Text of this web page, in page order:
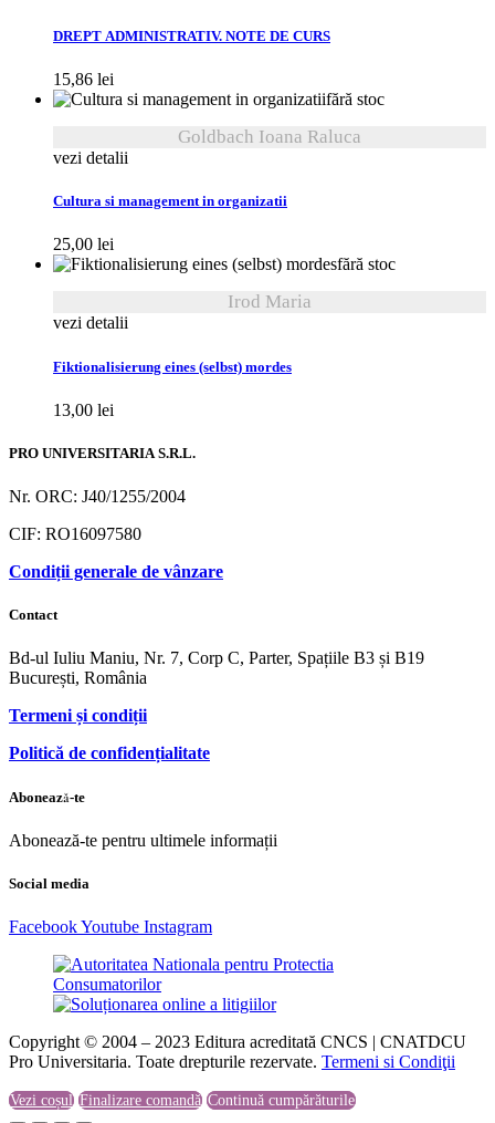
DREPT ADMINISTRATIV. NOTE DE CURS
15,86 lei
fără stoc
Goldbach Ioana Raluca
vezi detalii
Cultura si management in organizatii
25,00 lei
fără stoc
Irod Maria
vezi detalii
Fiktionalisierung eines (selbst) mordes
13,00 lei
PRO UNIVERSITARIA S.R.L.
Nr. ORC: J40/1255/2004
CIF: RO16097580
Condiții generale de vânzare
Contact
Bd-ul Iuliu Maniu, Nr. 7, Corp C, Parter, Spațiile B3 și B19
București, România
Termeni și condiții
Politică de confidențialitate
Abonează-te
Abonează-te pentru ultimele informații
Social media
FacebookYoutube Instagram
Copyright © 2004 – 2023 Editura acreditată CNCS | CNATDCU
Pro Universitaria. Toate drepturile rezervate. Termeni si Condiţii
Vezi coșul Finalizare comandă Continuă cumpărăturile